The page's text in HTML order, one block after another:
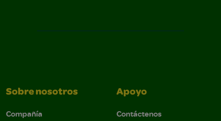
Sobre nosotros
Compañía
Apoyo
Contáctenos